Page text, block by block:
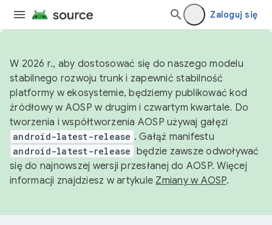
Zaloguj się
W 2026 r., aby dostosować się do naszego modelu
stabilnego rozwoju trunk i zapewnić stabilność
platformy w ekosystemie, będziemy publikować kod
źródłowy w AOSP w drugim i czwartym kwartale. Do
tworzenia i współtworzenia AOSP używaj gałęzi
android-latest-release . Gałąź manifestu
android-latest-release będzie zawsze odwoływać
się do najnowszej wersji przesłanej do AOSP. Więcej
informacji znajdziesz w artykule Zmiany w AOSP.